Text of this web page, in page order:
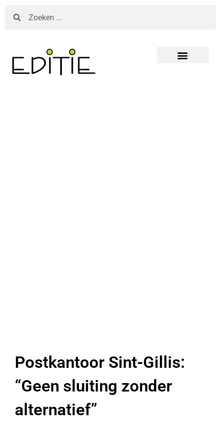
Postkantoor Sint-Gillis:
“Geen sluiting zonder
alternatief”